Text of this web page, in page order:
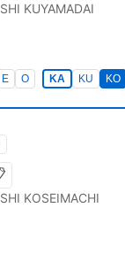
KUYAMADAI
E O KA KU KO
KOSEIMACHI